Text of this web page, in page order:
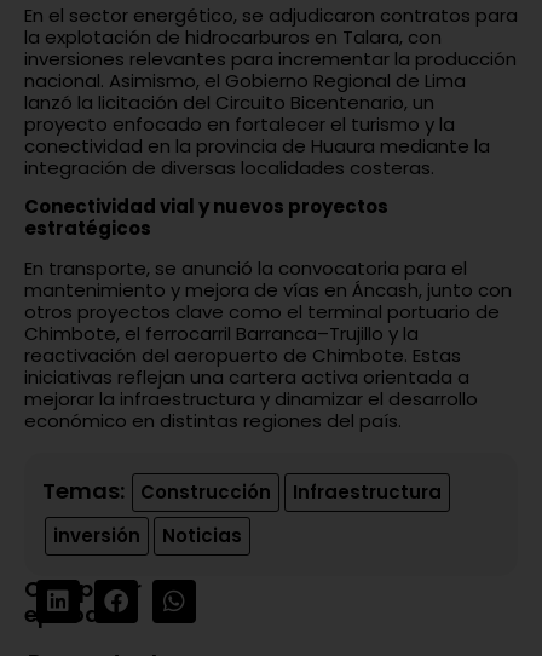
En el sector energético, se adjudicaron contratos para
la explotación de hidrocarburos en Talara, con
inversiones relevantes para incrementar la producción
nacional. Asimismo, el Gobierno Regional de Lima
lanzó la licitación del Circuito Bicentenario, un
proyecto enfocado en fortalecer el turismo y la
conectividad en la provincia de Huaura mediante la
integración de diversas localidades costeras.
Conectividad vial y nuevos proyectos
estratégicos
En transporte, se anunció la convocatoria para el
mantenimiento y mejora de vías en Áncash, junto con
otros proyectos clave como el terminal portuario de
Chimbote, el ferrocarril Barranca–Trujillo y la
reactivación del aeropuerto de Chimbote. Estas
iniciativas reflejan una cartera activa orientada a
mejorar la infraestructura y dinamizar el desarrollo
económico en distintas regiones del país.
Temas: Construcción
Infraestructura
inversión
Noticias
Compartir
episodio: